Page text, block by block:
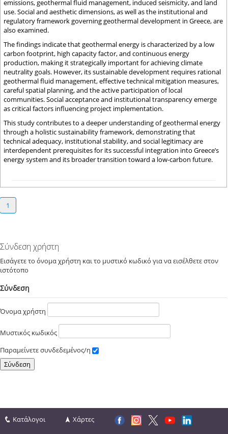
emissions, geothermal fluid management, induced seismicity, and land
use. Social and aesthetic dimensions, as well as the institutional and
regulatory framework governing geothermal development in Greece, are
also examined.
The findings indicate that geothermal energy is characterized by a low
carbon footprint, high capacity factor, and continuous energy
production, making it strategically important for achieving climate
neutrality goals. However, its sustainable development requires rational
geothermal fluid management, effective technical mitigation measures,
careful spatial planning, and the active participation of local
communities. Social acceptance and institutional transparency emerge
as critical factors influencing project implementation.
This study contributes to a deeper understanding of geothermal energy
through a holistic sustainability framework, demonstrating that
technical adequacy, institutional stability, and social legitimacy are
interdependent prerequisites for its successful integration into Greece’s
energy system and its broader transition toward a low-carbon future.
1
Σύνδεση χρήστη
Εισάγετε το όνομα χρήστη και το μυστικό κωδικό για να εισέλθετε στον
ιστότοπο
Σύνδεση
Όνομα χρήστη
Μυστικός κωδικός
Παραμείνετε συνδεδεμένος/η
Κατάλογοι Χάρτες